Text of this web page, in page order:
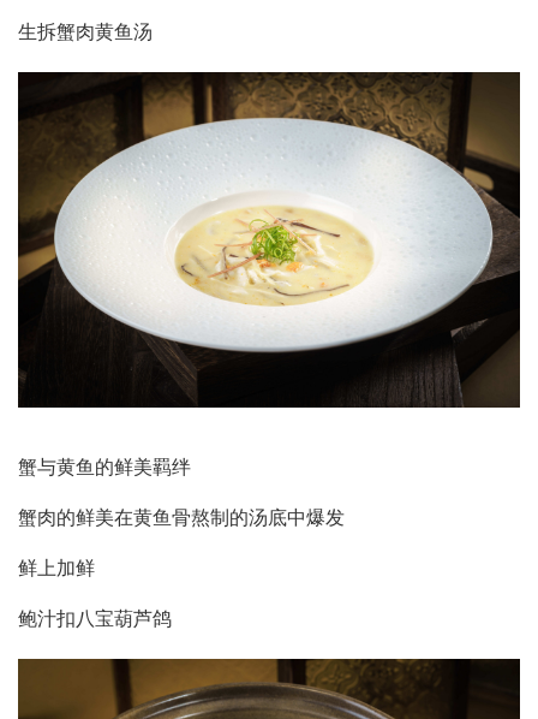
生拆蟹肉黄鱼汤
蟹与黄鱼的鲜美羁绊
蟹肉的鲜美在黄鱼骨熬制的汤底中爆发
鲜上加鲜
鲍汁扣八宝葫芦鸽